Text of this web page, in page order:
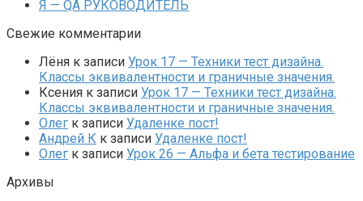
Я — QA РУКОВОДИТЕЛЬ
Свежие комментарии
Лёня к записи Урок 17 — Техники тест дизайна.
Классы эквивалентности и граничные значения.
Ксения к записи Урок 17 — Техники тест дизайна.
Классы эквивалентности и граничные значения.
Олег к записи Удаленке пост!
Андрей К к записи Удаленке пост!
Олег к записи Урок 26 — Альфа и бета тестирование
Архивы